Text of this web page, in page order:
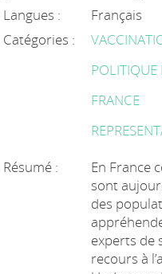
Langues :
Français
Catégories :
POLITIQUE
FRANCE
Résumé :
En France
sont
des
experts de
recours à